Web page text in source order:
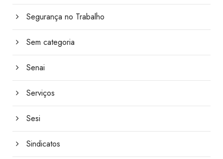
Segurança no Trabalho
Sem categoria
Senai
Serviços
Sesi
Sindicatos